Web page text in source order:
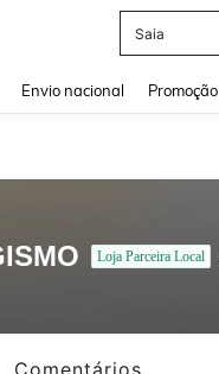
Saia
Envio nacional Promoção
Loja Parceira Local
Comentários